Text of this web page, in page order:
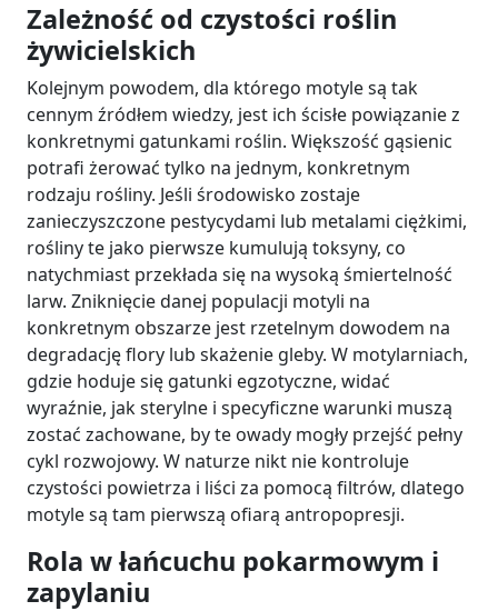
Zależność od czystości roślin
żywicielskich
Kolejnym powodem, dla którego motyle są tak
cennym źródłem wiedzy, jest ich ścisłe powiązanie z
konkretnymi gatunkami roślin. Większość gąsienic
potrafi żerować tylko na jednym, konkretnym
rodzaju rośliny. Jeśli środowisko zostaje
zanieczyszczone pestycydami lub metalami ciężkimi,
rośliny te jako pierwsze kumulują toksyny, co
natychmiast przekłada się na wysoką śmiertelność
larw. Zniknięcie danej populacji motyli na
konkretnym obszarze jest rzetelnym dowodem na
degradację flory lub skażenie gleby. W motylarniach,
gdzie hoduje się gatunki egzotyczne, widać
wyraźnie, jak sterylne i specyficzne warunki muszą
zostać zachowane, by te owady mogły przejść pełny
cykl rozwojowy. W naturze nikt nie kontroluje
czystości powietrza i liści za pomocą filtrów, dlatego
motyle są tam pierwszą ofiarą antropopresji.
Rola w łańcuchu pokarmowym i
zapylaniu